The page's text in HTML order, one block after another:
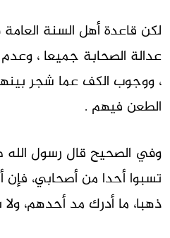
لكن قاعدة أهل السنة
عدالة الصحابة جميعا ،
، ووجوب الكف عما شجر
الطعن فيهم .
وفي الصحيح قال رسول الله
تسبوا أحدا من أصحابي،
ذهبا، ما أدرك مد أحدهم،